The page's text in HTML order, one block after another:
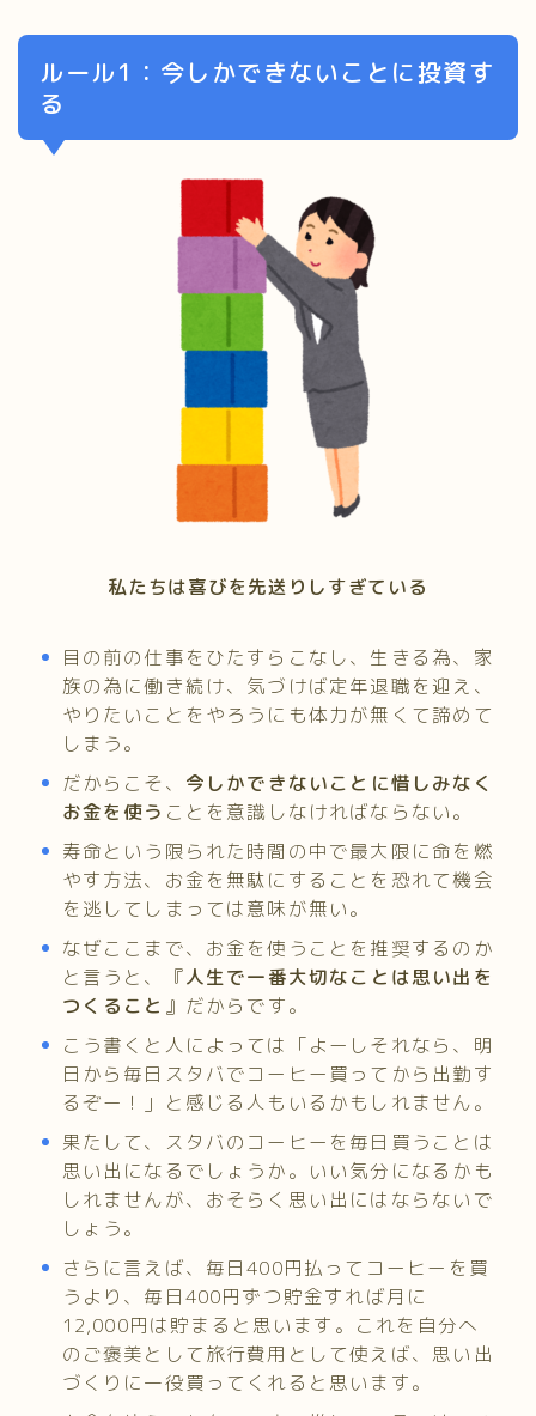
ルール1：今しかできないことに投資す
る
私たちは喜びを先送りしすぎている
目の前の仕事をひたすらこなし、生きる為、家
族の為に働き続け、気づけば定年退職を迎え、
やりたいことをやろうにも体力が無くて諦めて
しまう。
だからこそ、 今しかできないことに惜しみなく
お金を使う ことを意識しなければならない。
寿命という限られた時間の中で最大限に命を燃
やす方法、お金を無駄にすることを恐れて機会
を逃してしまっては意味が無い。
なぜここまで、お金を使うことを推奨するのか
と言うと、『人生で一番大切なことは思い出を
つくること 』だからです。
こう書くと人によっては「よーしそれなら、明
日から毎日スタバでコーヒー買ってから出勤す
るぞー！」と感じる人もいるかもしれません。
果たして、スタバのコーヒーを毎日買うことは
思い出になるでしょうか。いい気分になるかも
しれませんが、おそらく思い出にはならないで
しょう。
さらに言えば、毎日400円払ってコーヒーを買
うより、毎日400円ずつ貯金すれば月に
12,000円は貯まると思います。これを自分へ
のご褒美として旅行費用として使えば、思い出
づくりに一役買ってくれると思います。